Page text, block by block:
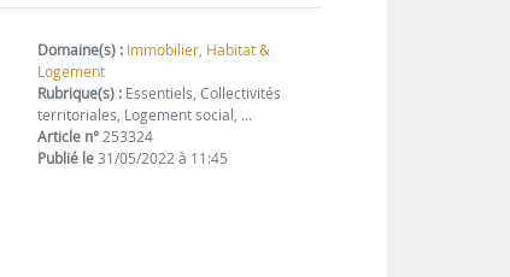
Domaine(s) : Immobilier, Habitat &
Logement
Rubrique(s) : Essentiels, Collectivités
territoriales, Logement social, …
Article n°253324
Publié le31/05/2022 à 11:45